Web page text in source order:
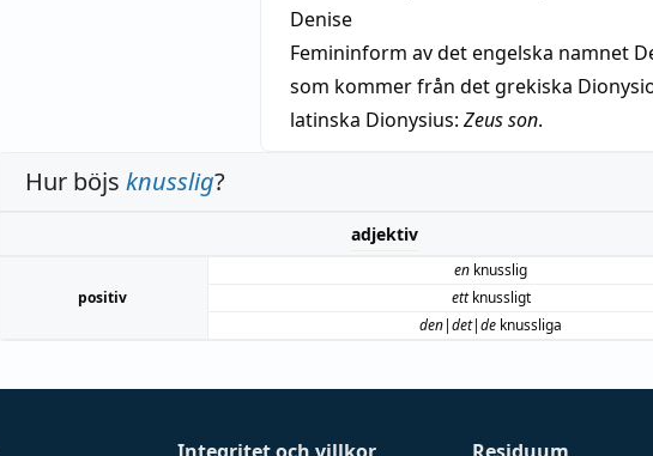
Denise
Femininform av det engelska namnet
som kommer från det grekiska
latinska Dionysius: Zeus son.
Hur böjs knusslig?
adjektiv
positiv
en knusslig
ettknussligt
den|det|de knussliga